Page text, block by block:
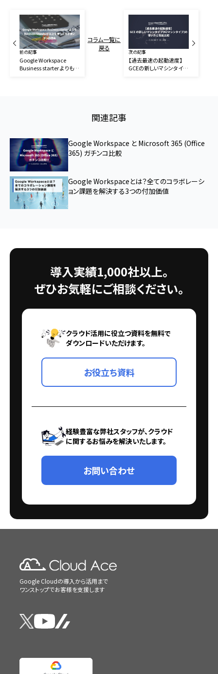
前の記事
Google Workspace
Business starter よりも
コラム一覧に
戻る
次の記事
【過去最速の起動速度】
GCEの新しいマシンタイプ
関連記事
Google Workspace と Microsoft 365 (Office
365) ガチンコ比較
Google Workspaceとは？全てのコラボレーシ
ョン課題を解決する3つの付加価値
導入実績1,000社以上。
ぜひお気軽にご相談ください。
クラウド活用に役立つ資料を無料で
ダウンロードいただけます。
お役立ち資料
経験豊富な弊社スタッフが、クラウド
に関するお悩みを解決いたします。
お問い合わせ
Google Cloudの導入から活用まで
ワンストップでお客様を支援します